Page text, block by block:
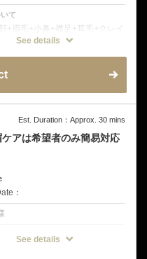
て
+眉毛+小鼻+襟足+耳毛+クレイ
美顔器+超音波ピーリング◆超音
る肌へ。EMS美顔器でフェイス
See details
Est. Duration：Approx. 30 mins
アは希望者のみ簡易対応
：
See details